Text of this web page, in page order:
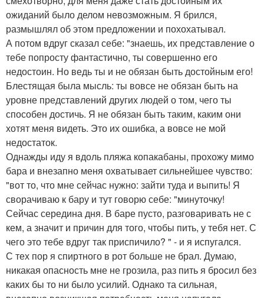
ожиданий было делом невозможным. Я брился,
размышлял об этом предложении и похохатывал.
А потом вдруг сказал себе: "знаешь, их представление о
тебе попросту фантастично, ты совершенно его
недостоин. Но ведь ты и не обязан быть достойным его!
Блестящая была мысль: ты вовсе не обязан быть на
уровне представлений других людей о том, чего ты
способен достичь. Я не обязан быть таким, каким они
хотят меня видеть. Это их ошибка, а вовсе не мой
недостаток.
Однажды иду я вдоль пляжа копакабаны, прохожу мимо
бара и внезапно меня охватывает сильнейшее чувство:
"вот то, что мне сейчас нужно: зайти туда и выпить! Я
сворачиваю к бару и тут говорю себе: "минуточку!
Сейчас середина дня. В баре пусто, разговаривать не с
кем, а значит и причин для того, чтобы пить, у тебя нет. С
чего это тебе вдруг так приспичило? " - и я испугался.
С тех пор я спиртного в рот больше не брал. Думаю,
никакая опасность мне не грозила, раз пить я бросил без
каких бы то ни было усилий. Однако та сильная,